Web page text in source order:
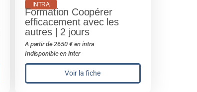
INTRA
Formation Coopérer
efficacement avec les
autres | 2 jours
A partir de 2650 € en intra
Indisponible en inter
Voir la fiche